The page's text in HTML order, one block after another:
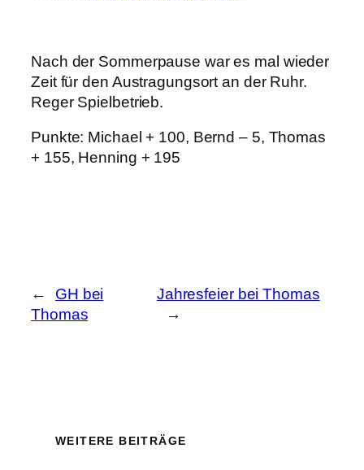
Nach der Sommerpause war es mal wieder
Zeit für den Austragungsort an der Ruhr.
Reger Spielbetrieb.
Punkte: Michael + 100, Bernd – 5, Thomas
+ 155, Henning + 195
←
GH bei
Thomas
Jahresfeier bei Thomas
→
WEITERE BEITRÄGE